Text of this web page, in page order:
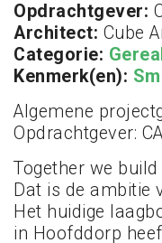
Opdrachtgever:
Architect: Cube
Categorie:
Kenmerk(en):
Algemene
Opdrachtgever:
Together we
Dat is de ambitie
Het huidige
in Hoofddorp